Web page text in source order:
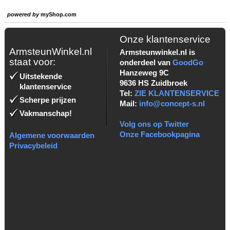
powered bymyShop.com
ArmsteunWinkel.nl
staat voor:
Uitstekende
klantenservice
Scherpe prijzen
Vakmanschap!
Algemene voorwaarden
Privacybeleid
Onze klantenservice
Armsteunwinkel.nl is
onderdeel van GoodGo
Hanzeweg 9C
9636 HS Zuidbroek
Tel: ZIE KLANTENSERVICE
Mail: info@concept-s.nl
Volg ons op Twitter
Onze Facebookpagina